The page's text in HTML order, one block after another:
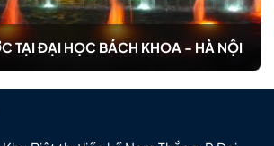
TẠI ĐẠI HỌC BÁCH KHOA - HÀ NỘI